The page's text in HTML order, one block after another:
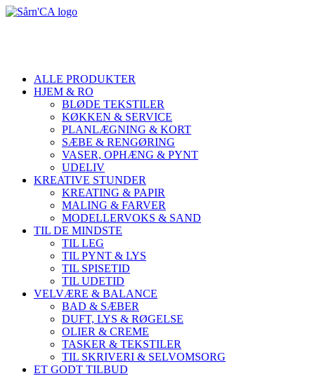
ALLE PRODUKTER
HJEM & RO
BLØDE TEKSTILER
KØKKEN & SERVICE
PLANLÆGNING & KORT
SÆBE & RENGØRING
VASER, OPHÆNG & PYNT
UDELIV
KREATIVE STUNDER
KREATING & PAPIR
MALING & FARVER
MODELLERVOKS & SAND
TIL DE MINDSTE
TIL LEG
TIL PYNT & LYS
TIL SPISETID
TIL UDETID
VELVÆRE & BALANCE
BAD & SÆBER
DUFT, LYS & RØGELSE
OLIER & CREME
TASKER & TEKSTILER
TIL SKRIVERI & SELVOMSORG
ET GODT TILBUD